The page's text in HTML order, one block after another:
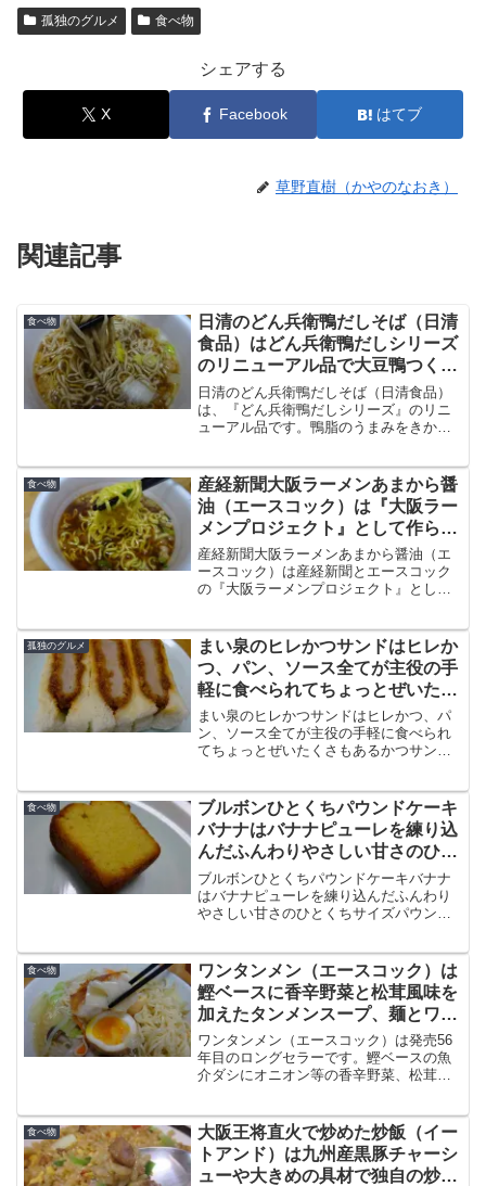
孤独のグルメ 食べ物
シェアする
X Facebook はてブ
草野直樹（かやのなおき）
関連記事
食べ物
日清のどん兵衛鴨だしそば（日清
食品）はどん兵衛鴨だしシリーズ
のリニューアル品で大豆鴨つくね
を採用して鴨の風味を向上
日清のどん兵衛鴨だしそば（日清食品）
は、『どん兵衛鴨だしシリーズ』のリニ
ューアル品です。鴨脂のうまみをきかせ
今回は大豆鴨つくねを採用して鴨の風味
を高めています。
食べ物
産経新聞大阪ラーメンあまから醤
油（エースコック）は『大阪ラー
メンプロジェクト』として作られ
た昔ながらのカップ麺
産経新聞大阪ラーメンあまから醤油（エ
ースコック）は産経新聞とエースコック
の『大阪ラーメンプロジェクト』として
らの味わいスープとうたわれた同商品を
味わってみました。
孤独のグルメ
まい泉のヒレかつサンドはヒレか
つ、パン、ソース全てが主役の手
軽に食べられてちょっとぜいたく
さもあるかつサンド
まい泉のヒレかつサンドはヒレかつ、パ
ン、ソース全てが主役の手軽に食べられ
てちょっとぜいたくさもあるかつサンド
の明太クリームパスタとかつサンド』で
刺激され購入しました。
食べ物
ブルボンひとくちパウンドケーキ
バナナはバナナピューレを練り込
んだふんわりやさしい甘さのひと
くちサイズパウンドケーキ
ブルボンひとくちパウンドケーキバナナ
はバナナピューレを練り込んだふんわり
やさしい甘さのひとくちサイズパウンド
ます。135gの重量管理で、目安個数10個
が個包装されています。
食べ物
ワンタンメン（エースコック）は
鰹ベースに香辛野菜と松茸風味を
加えたタンメンスープ、麺とワン
タンの食感違いを味わう
ワンタンメン（エースコック）は発売56
年目のロングセラーです。鰹ベースの魚
介ダシにオニオン等の香辛野菜、松茸風
ワンタンで食感の違いを味わえる贅沢な
インスタントラーメンです。
食べ物
大阪王将直火で炒めた炒飯（イー
トアンド）は九州産黒豚チャーシ
ューや大きめの具材で独自の炒め